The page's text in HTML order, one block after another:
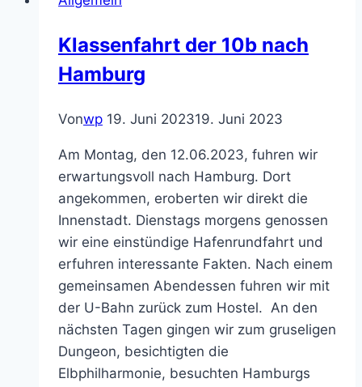
Blick
hinter
Kulissen
Justiz
Klassenfahrt der 10b nach
Hamburg
Vonwp 19. Juni 202319. Juni 2023
Am Montag, den 12.06.2023, fuhren wir
erwartungsvoll nach Hamburg. Dort
angekommen, eroberten wir direkt die
Innenstadt. Dienstags morgens genossen
wir eine einstündige Hafenrundfahrt und
erfuhren interessante Fakten. Nach einem
gemeinsamen Abendessen fuhren wir mit
der U-Bahn zurück zum Hostel. An den
nächsten Tagen gingen wir zum gruseligen
Dungeon, besichtigten die
Elbphilharmonie, besuchten Hamburgs